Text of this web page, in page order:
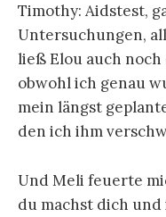
Timothy: Aidstest,
Untersuchungen,
ließ Elou auch noch
obwohl ich genau
mein längst
den ich ihm
Und Meli feuerte
du machst dich